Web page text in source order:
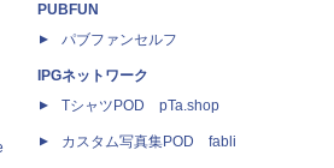
PUBFUN
パブファンセルフ
IPGネットワーク
TシャツPOD pTa.shop
カスタム写真集POD fabli